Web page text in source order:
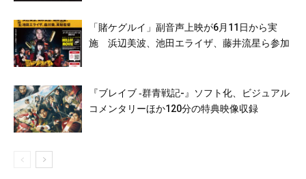
「賭ケグルイ」副音声上映が6月11日から実
施 浜辺美波、池田エライザ、藤井流星ら参加
『ブレイブ ‐群青戦記-』ソフト化、ビジュアル
コメンタリーほか120分の特典映像収録